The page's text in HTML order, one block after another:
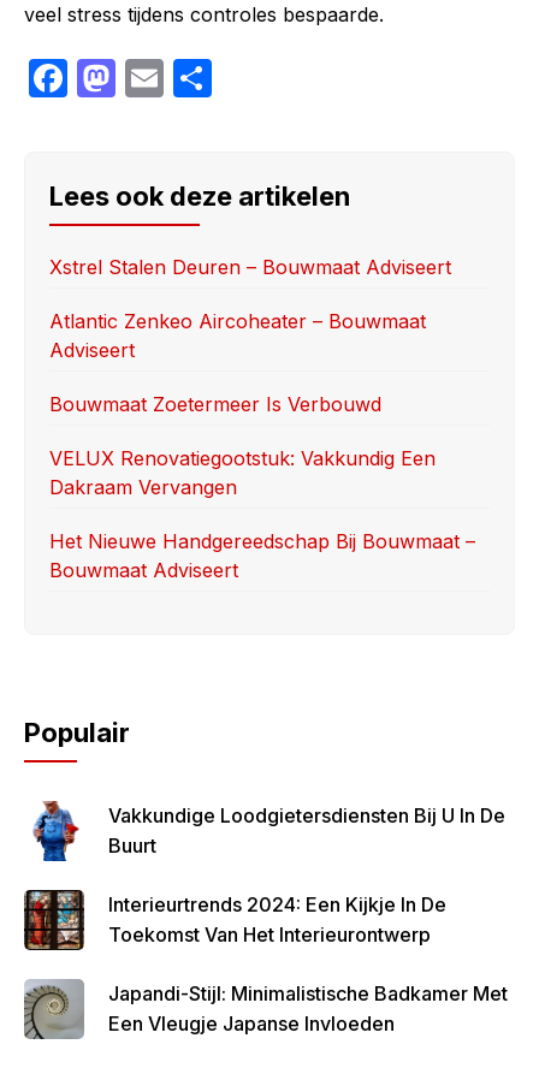
veel stress tijdens controles bespaarde.
F
e
b
o
o
k
M
o
d
o
n
E
e
Lees ook deze artikelen
Xstrel Stalen Deuren – Bouwmaat Adviseert
Atlantic Zenkeo Aircoheater – Bouwmaat
Adviseert
Bouwmaat Zoetermeer Is Verbouwd
VELUX Renovatiegootstuk: Vakkundig Een
Dakraam Vervangen
Het Nieuwe Handgereedschap Bij Bouwmaat –
Bouwmaat Adviseert
Populair
Vakkundige Loodgietersdiensten Bij U In De
Buurt
Interieurtrends 2024: Een Kijkje In De
Toekomst Van Het Interieurontwerp
Japandi-Stijl: Minimalistische Badkamer Met
Een Vleugje Japanse Invloeden